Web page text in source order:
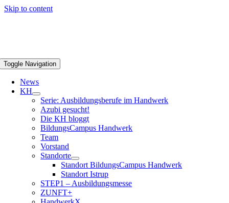
Skip to content
Toggle Navigation
News
KH
Serie: Ausbildungsberufe im Handwerk
Azubi gesucht!
Die KH bloggt
BildungsCampus Handwerk
Team
Vorstand
Standorte
Standort BildungsCampus Handwerk
Standort Istrup
STEP1 – Ausbildungsmesse
ZUNFT+